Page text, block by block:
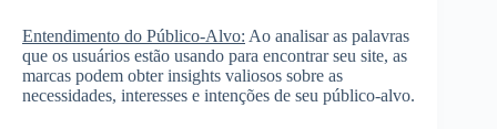
Entendimento do Público-Alvo: Ao analisar as palavras
que os usuários estão usando para encontrar seu site, as
marcas podem obter insights valiosos sobre as
necessidades, interesses e intenções de seu público-alvo.